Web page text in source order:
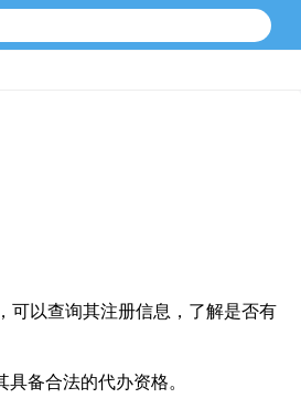
可以查询其注册信息，了解是否有
备合法的代办资格。